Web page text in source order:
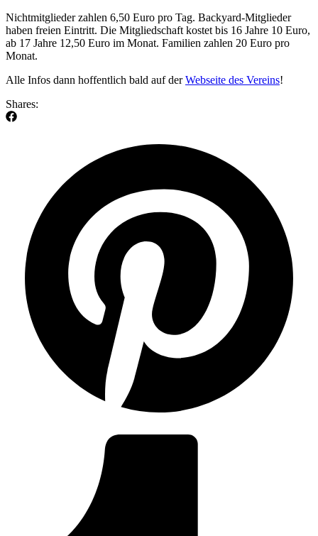
Nichtmitglieder zahlen 6,50 Euro pro Tag. Backyard-Mitglieder
haben freien Eintritt. Die Mitgliedschaft kostet bis 16 Jahre 10 Euro,
ab 17 Jahre 12,50 Euro im Monat. Familien zahlen 20 Euro pro
Monat.
Alle Infos dann hoffentlich bald auf derWebseite des Vereins!
Shares: